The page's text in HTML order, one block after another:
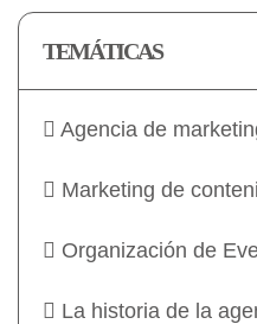
TEMÁTICAS
Agencia de
Marketing de
Organización de
La historia de la